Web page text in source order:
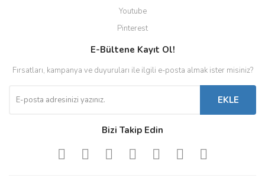
Youtube
Pinterest
E-Bültene Kayıt Ol!
Fırsatları, kampanya ve duyuruları ile ilgili e-posta almak ister misiniz?
EKLE
Bizi Takip Edin